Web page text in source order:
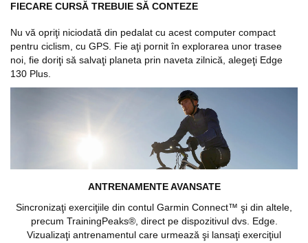
FIECARE CURSĂ TREBUIE SĂ CONTEZE
Nu vă opriţi niciodată din pedalat cu acest computer compact
pentru ciclism, cu GPS. Fie aţi pornit în explorarea unor trasee
noi, fie doriţi să salvaţi planeta prin naveta zilnică, alegeţi Edge
130 Plus.
ANTRENAMENTE AVANSATE
Sincronizaţi exerciţiile din contul Garmin Connect™ şi din altele,
precum TrainingPeaks®, direct pe dispozitivul dvs. Edge.
Vizualizaţi antrenamentul care urmează şi lansaţi exerciţiul